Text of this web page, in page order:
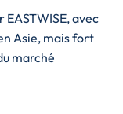
EASTWISE, avec
Asie, mais fort
marché